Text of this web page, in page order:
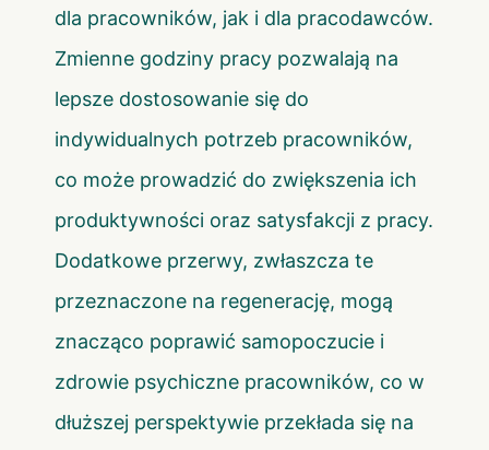
dla pracowników, jak i dla pracodawców.
Zmienne godziny pracy pozwalają na
lepsze dostosowanie się do
indywidualnych potrzeb pracowników,
co może prowadzić do zwiększenia ich
produktywności oraz satysfakcji z pracy.
Dodatkowe przerwy, zwłaszcza te
przeznaczone na regenerację, mogą
znacząco poprawić samopoczucie i
zdrowie psychiczne pracowników, co w
dłuższej perspektywie przekłada się na